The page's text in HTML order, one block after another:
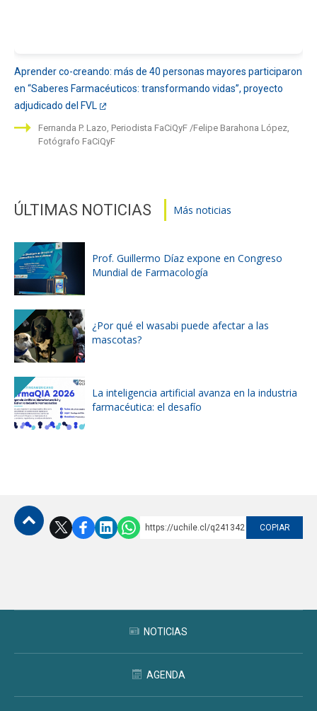
Aprender co-creando: más de 40 personas mayores participaron
en “Saberes Farmacéuticos: transformando vidas”, proyecto
adjudicado del FVL
Fernanda P. Lazo, Periodista FaCiQyF Felipe Barahona López,
Fotógrafo FaCiQyF
ÚLTIMAS NOTICIAS Más noticias
Prof. Guillermo Díaz expone en Congreso
Mundial de Farmacología
¿Por qué el wasabi puede afectar a las
mascotas?
La inteligencia artificial avanza en la industria
farmacéutica: el desafío
https://uchile.cl/q241342 COPIAR
NOTICIAS
AGENDA